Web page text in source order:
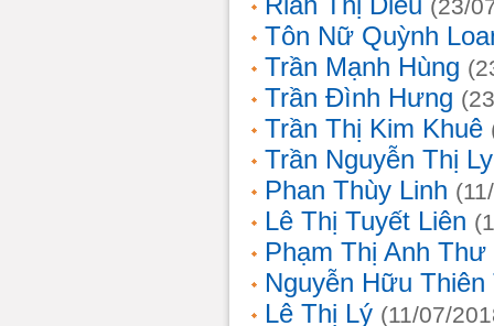
(23/
Tôn Nữ Quỳnh
Trần Mạnh Hùng
Trần Đình Hưng
Trần Thị Kim Khuê
Trần Nguyễn Thị
Phan Thùy Linh
Lê Thị Tuyết Liên
Phạm Thị Anh Thư
Nguyễn Hữu Thiên
Lê Thị Lý (11/07/